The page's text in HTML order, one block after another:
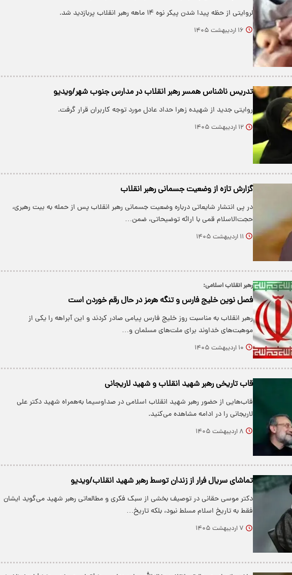
لروایتی از حظه پیدا شدن پیکر نوه ۱۴ ماهه رهبر انقلاب پربازدید شد.
۱۶ اردیبهشت ۱۴۰۵
تدریس ناشناس همسر رهبر انقلاب در مدارس جنوب شهر/ویدیو
روایتی جدید از شهیده زهرا حداد عادل مورد توجه کاربران قرار گرفت.
۱۲ اردیبهشت ۱۴۰۵
گزارش تازه از وضعیت جسمانی رهبر انقلاب
در پی انتشار شایعاتی درباره وضعیت جسمانی رهبر انقلاب پس از حمله به بیت رهبری،
حجت‌الاسلام قمی با ارائه توضیحاتی، ضمن…
۱۱ اردیبهشت ۱۴۰۵
رهبر انقلاب اسلامی:
فصل نوین خلیج فارس و تنگه هرمز در حال رقم خوردن است
رهبر انقلاب به مناسبت روز خلیج فارس پیامی صادر کردند و این آبراهه را یکی از
موهبت‌های خداوند برای ملت‌های مسلمان و…
۱۰ اردیبهشت ۱۴۰۵
قاب تاریخی رهبر شهید انقلاب و شهید لاریجانی
قاب‌هایی از حضور رهبر شهید انقلاب اسلامی در صداوسیما به‌همراه شهید دکتر علی
لاریجانی را در ادامه مشاهده می‌کنید.
۸ اردیبهشت ۱۴۰۵
تماشای سریال فرار از زندان توسط رهبر شهید انقلاب/ویدیو
دکتر موسی حقانی در توصیف بخشی از سبک فکری و مطالعاتی رهبر شهید می‌گوید ایشان
فقط به تاریخ اسلام مسلط نبود، بلکه تاریخ…
۷ اردیبهشت ۱۴۰۵